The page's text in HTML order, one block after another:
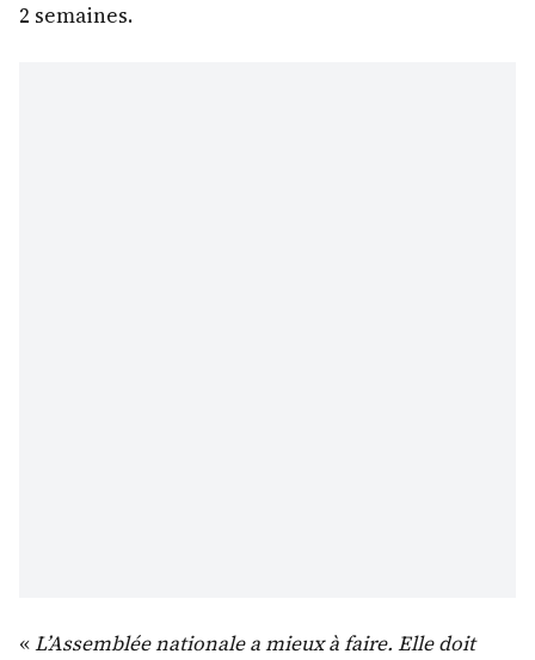
2 semaines.
«L’Assemblée nationale a mieux à faire. Elle doit